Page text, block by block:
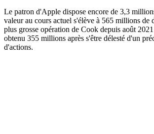
Le patron d'Apple dispose encore de 3,3
valeur au cours actuel s'élève à 565 millions de
plus grosse opération de Cook depuis août
obtenu 355 millions après s'être délesté d'un
d'actions.